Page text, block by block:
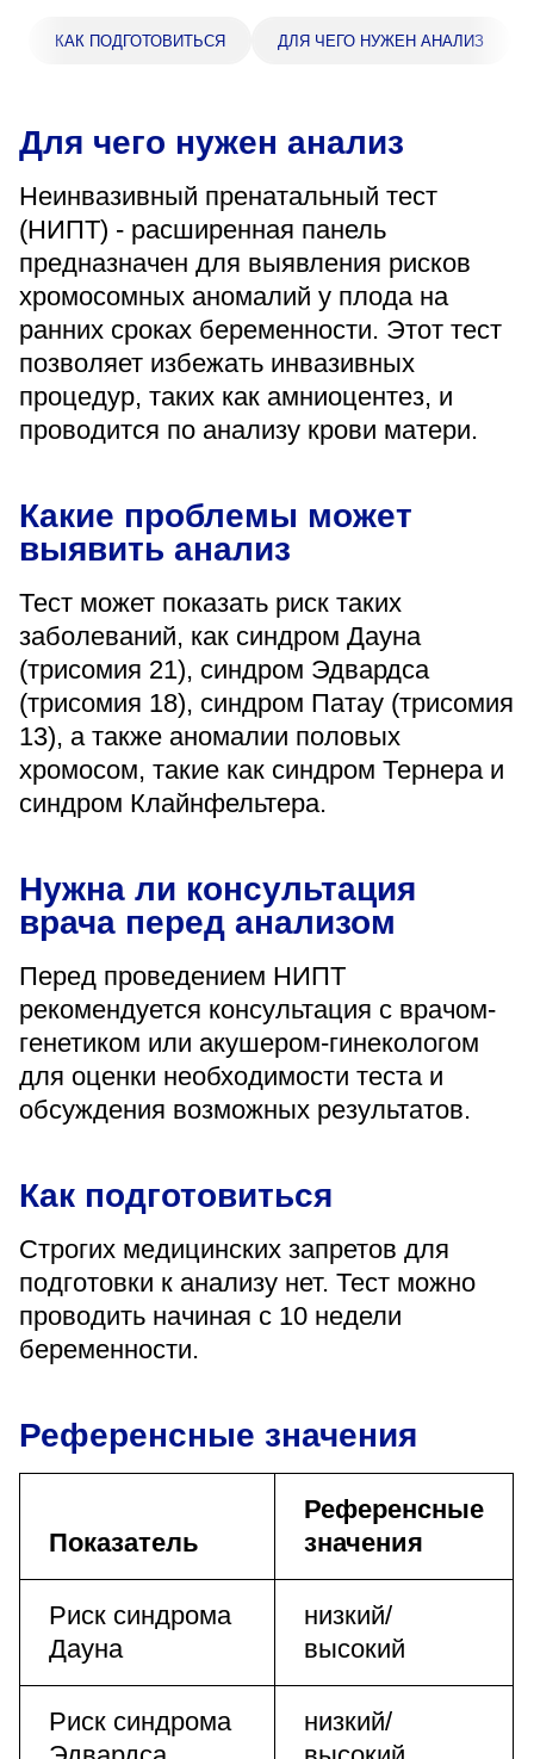
+7 (4742) 55-55-43
Санаторий-профилакторий
Адрес
399000, г. Липецк, Плехановское лесничество,
Ленинский лесхоз, квартал 67
Понедельник — четверг
08:00–16:45
перерыв 12:00–12:30
Пятница
08:00–15:45
перерыв 12:00–12:30
Администратор
Версия для слабовидящих
КАК ПОДГОТОВИТЬСЯ ДЛЯ ЧЕГО НУЖЕН АНАЛИЗ
Для чего нужен анализ
Неинвазивный пренатальный тест
(НИПТ) - расширенная панель
предназначен для выявления рисков
хромосомных аномалий у плода на
ранних сроках беременности. Этот тест
позволяет избежать инвазивных
процедур, таких как амниоцентез, и
проводится по анализу крови матери.
Какие проблемы может
выявить анализ
Тест может показать риск таких
заболеваний, как синдром Дауна
(трисомия 21), синдром Эдвардса
(трисомия 18), синдром Патау (трисомия
13), а также аномалии половых
хромосом, такие как синдром Тернера и
синдром Клайнфельтера.
Нужна ли консультация
врача перед анализом
Перед проведением НИПТ
рекомендуется консультация с врачом-
генетиком или акушером-гинекологом
для оценки необходимости теста и
обсуждения возможных результатов.
Как подготовиться
Строгих медицинских запретов для
подготовки к анализу нет. Тест можно
проводить начиная с 10 недели
беременности.
Референсные значения
Показатель
Референсные
значения
Риск синдрома
Дауна
низкий/
высокий
Риск синдрома
низкий/